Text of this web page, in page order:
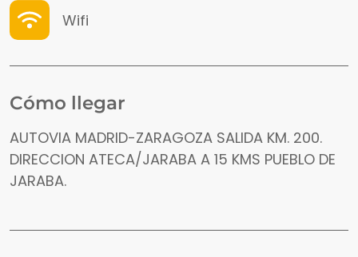
Wifi
Cómo llegar
AUTOVIA MADRID-ZARAGOZA SALIDA KM. 200.
DIRECCION ATECA/JARABA A 15 KMS PUEBLO DE
JARABA.